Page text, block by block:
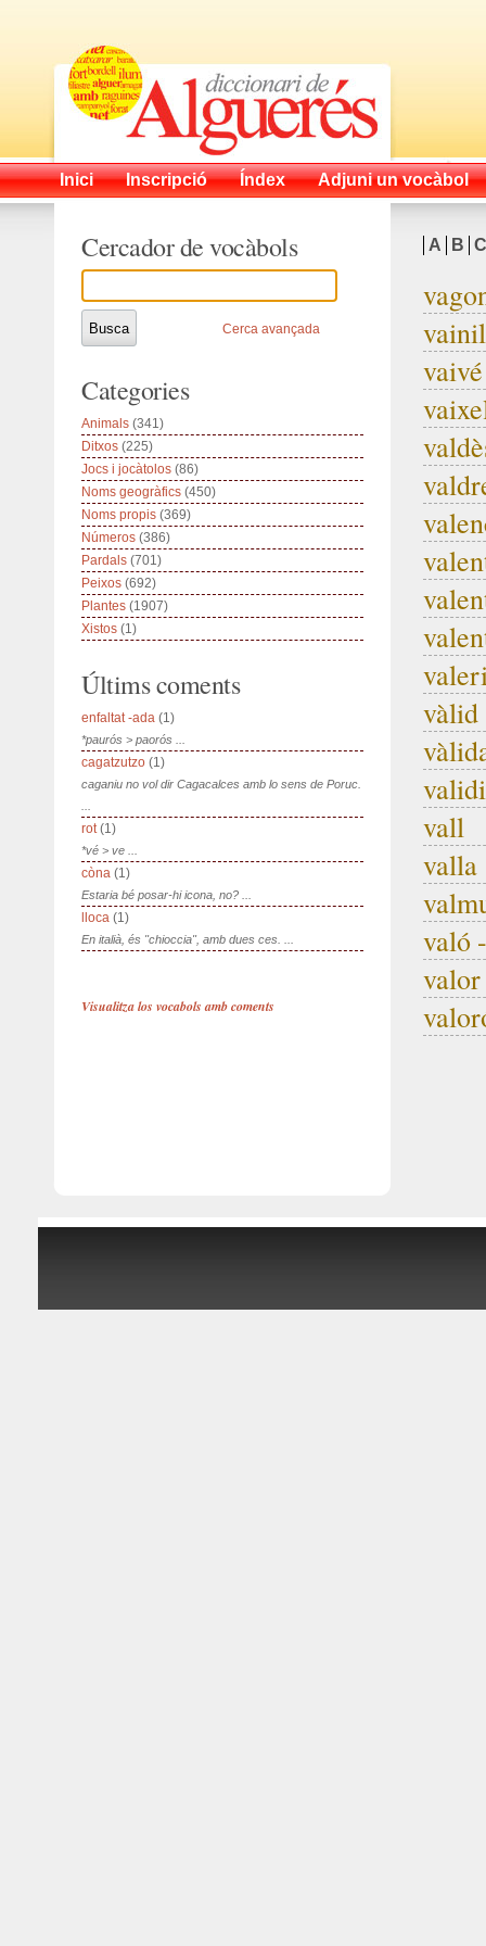
Inici Inscripció Índex Adjuni un vocàbol
A B C
vaivé
vàlid
vall
valla
való
valor
Cercador de vocàbols
Cerca avançada
Categories
Animals (341)
Ditxos (225)
Jocs i jocàtolos (86)
Noms geogràfics (450)
Noms propis (369)
Números (386)
Pardals (701)
Peixos (692)
Plantes (1907)
Xistos (1)
Últims coments
enfaltat -ada (1)
*paurós > paorós ...
cagatzutzo (1)
caganiu no vol dir Cagacalces amb lo sens de Poruc.
rot(1)
*vé > ve ...
còna (1)
Estaria bé posar-hi icona, no? ...
lloca (1)
En italià, és "chioccia", amb dues ces. ...
Visualitza los vocabols amb coments